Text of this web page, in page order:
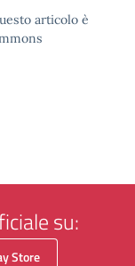
articolo è
su:
Store